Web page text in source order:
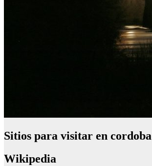
Sitios para visitar en cordoba
Wikipedia